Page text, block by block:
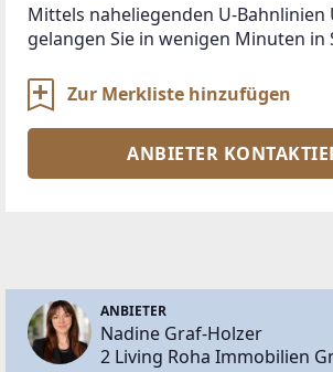
Mittels naheliegenden U-Bahnlinien
gelangen Sie in wenigen Minuten
Zur Merkliste hinzufügen
ANBIETER
ANBIETER
Nadine Graf-Holzer
2 Living Roha Immobilien